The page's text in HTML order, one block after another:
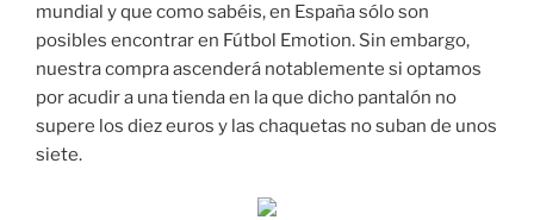
mundial y que como sabéis, en España sólo son
posibles encontrar en Fútbol Emotion. Sin embargo,
nuestra compra ascenderá notablemente si optamos
por acudir a una tienda en la que dicho pantalón no
supere los diez euros y las chaquetas no suban de unos
siete.